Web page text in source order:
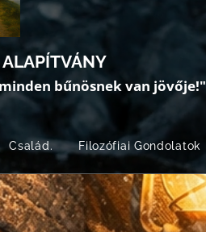
bűnösnek van jövője!"
Család. Filozófiai Gondolatok